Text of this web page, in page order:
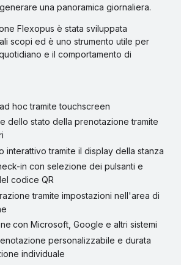
una panoramica giornaliera.
Flexopus è stata sviluppata
scopi ed è uno strumento utile per
e il comportamento di
hoc tramite touchscreen
dello stato della prenotazione tramite
interattivo tramite il display della stanza
in con selezione dei pulsanti e
codice QR
tramite impostazioni nell'area di
con Microsoft, Google e altri sistemi
personalizzabile e durata
individuale